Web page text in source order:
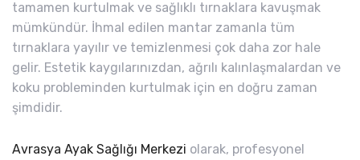
tamamen kurtulmak ve sağlıklı tırnaklara kavuşmak
mümkündür. İhmal edilen mantar zamanla tüm
tırnaklara yayılır ve temizlenmesi çok daha zor hale
gelir. Estetik kaygılarınızdan, ağrılı kalınlaşmalardan ve
koku probleminden kurtulmak için en doğru zaman
şimdidir.
Avrasya Ayak Sağlığı Merkezi olarak, profesyonel